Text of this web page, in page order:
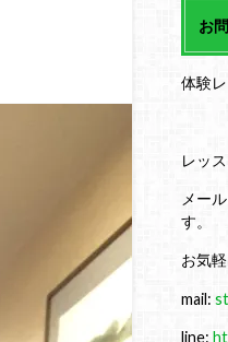
お
体験
レッ
メー
す。
お気
mail:
line: